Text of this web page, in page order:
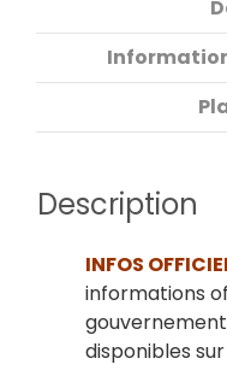
Description
INFOS
informations
disponibles sur